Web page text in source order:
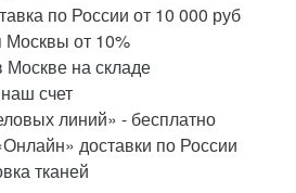
по России от 10 000 руб
Москвы от 10%
Москве на складе
счет
линий» - бесплатно
доставки по России
тканей